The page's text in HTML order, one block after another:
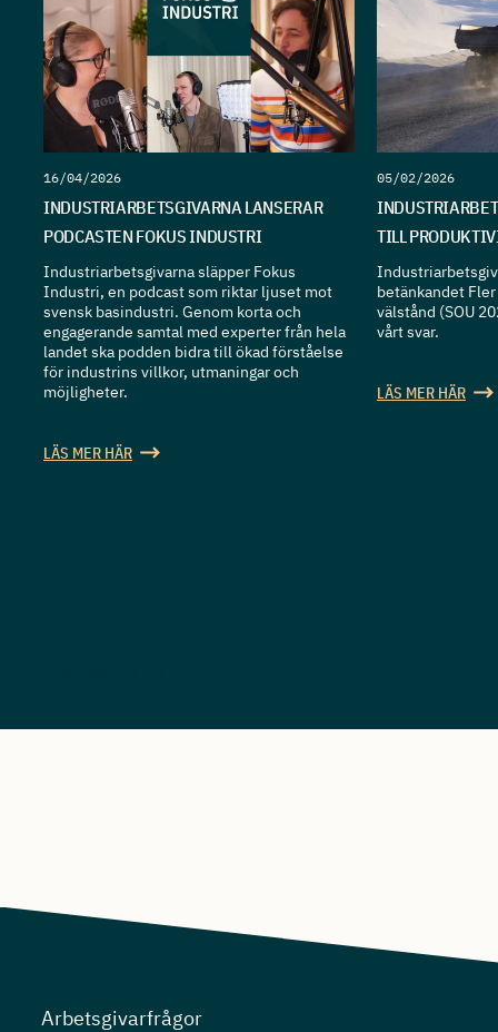
16/04/2026
INDUSTRIARBETSGIVARNA LANSERAR
PODCASTEN FOKUS INDUSTRI
Industriarbetsgivarna släpper Fokus
Industri, en podcast som riktar ljuset mot
svensk basindustri. Genom korta och
engagerande samtal med experter från hela
landet ska podden bidra till ökad förståelse
för industrins villkor, utmaningar och
möjligheter.
LÄS MER HÄR
05/02/2026
TILL
betänkandet
välstånd (SOU
vårt svar.
LÄS MER HÄR
Arbetsgivarfrågor